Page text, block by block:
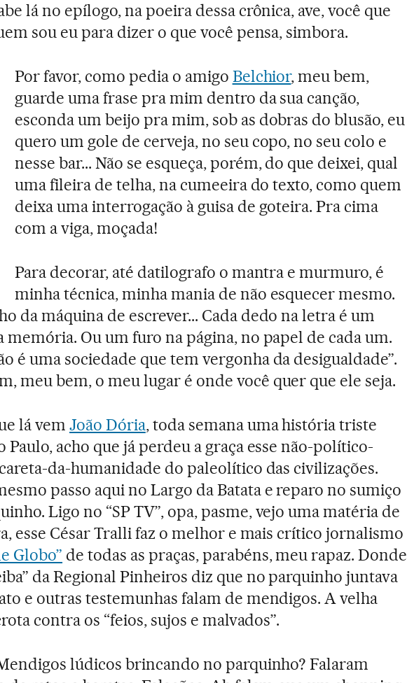
lá no epílogo, na poeira dessa crônica, ave, você que
sou eu para dizer o que você pensa, simbora.
Por favor, como pedia o amigo Belchior, meu bem,
guarde uma frase pra mim dentro da sua canção,
esconda um beijo pra mim, sob as dobras do blusão, eu
quero um gole de cerveja, no seu copo, no seu colo e
nesse bar... Não se esqueça, porém, do que deixei, qual
uma fileira de telha, na cumeeira do texto, como quem
deixa uma interrogação à guisa de goteira. Pra cima
com a viga, moçada!
Para decorar, até datilografo o mantra e murmuro, é
minha técnica, minha mania de não esquecer mesmo.
da máquina de escrever... Cada dedo na letra é um
memória. Ou um furo na página, no papel de cada um.
é uma sociedade que tem vergonha da desigualdade”.
meu bem, o meu lugar é onde você quer que ele seja.
lá vemJoão Dória, toda semana uma história triste
Paulo, acho que já perdeu a graça esse não-político-
da-humanidade do paleolítico das civilizações.
passo aqui no Largo da Batata e reparo no sumiço
Ligo no “SP TV”, opa, pasme, vejo uma matéria de
esse César Tralli faz o melhor e mais crítico jornalismo
Globo” de todas as praças, parabéns, meu rapaz. Donde
da Regional Pinheiros diz que no parquinho juntava
e outras testemunhas falam de mendigos. A velha
contra os “feios, sujos e malvados”.
lúdicos brincando no parquinho? Falaram